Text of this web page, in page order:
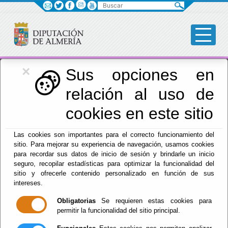
×
Sus opciones en
relación al uso de
cookies en este sitio
Las cookies son importantes para el correcto funcionamiento del
sitio. Para mejorar su experiencia de navegación, usamos cookies
para recordar sus datos de inicio de sesión y brindarle un inicio
seguro, recopilar estadísticas para optimizar la funcionalidad del
sitio y ofrecerle contenido personalizado en función de sus
intereses.
Obligatorias Se requieren estas cookies para
permitir la funcionalidad del sitio principal.
Igualdad
Menú Igualdad
Atención Integral
Este servicio tiene como objetivo principal la
atención de las demandas y necesidades de las
mujeres de la provincia de Almería. Es prestado por
Buscar